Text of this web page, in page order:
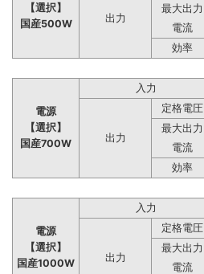
【選択】
国産500W
出力
最大出力
電流
効率
電源
【選択】
国産700W
入力
出力
定格電圧
最大出力
電流
効率
電源
【選択】
国産1000W
入力
出力
定格電圧
最大出力
電流